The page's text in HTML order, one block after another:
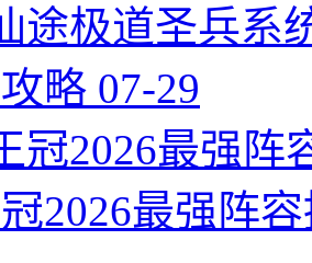
途极道圣兵系
略 07-29
冠2026最强
冠2026最强阵